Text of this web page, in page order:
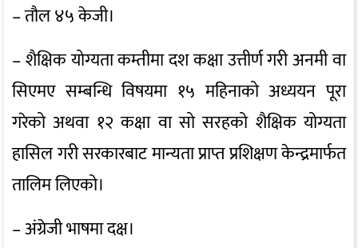
– तौल ४५ केजी।
– शैक्षिक योग्यता कम्तीमा दश कक्षा उत्तीर्ण गरी अनमी वा
सिएमए सम्बन्धि विषयमा १५ महिनाको अध्ययन पूरा
गरेको अथवा १२ कक्षा वा सो सरहको शैक्षिक योग्यता
हासिल गरी सरकारबाट मान्यता प्राप्त प्रशिक्षण केन्द्रमार्फत
तालिम लिएको।
– अंग्रेजी भाषमा दक्ष।